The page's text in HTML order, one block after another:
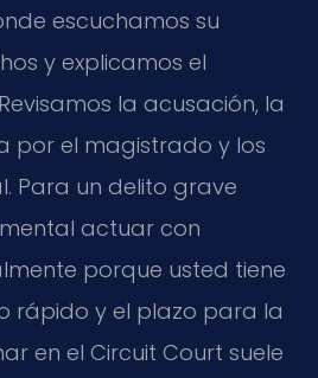
escuchamos su
y explicamos el
la acusación, la
por el magistrado y los
Para un delito grave
actuar con
porque usted tiene
rápido y el plazo para la
en el Circuit Court suele